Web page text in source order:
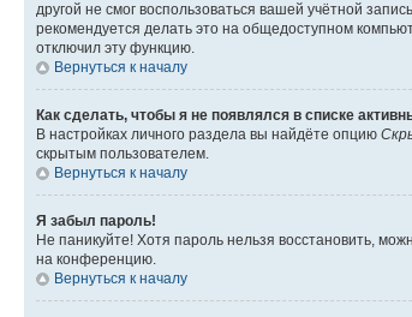
другой не смог воспользоваться вашей учётной
рекомендуется делать это на общедоступном
отключил эту функцию.
Вернуться к началу
Как сделать, чтобы я не появлялся в списке
В настройках личного раздела вы найдёте опцию
скрытым пользователем.
Вернуться к началу
Я забыл пароль!
Не паникуйте! Хотя пароль нельзя восстановить,
на конференцию.
Вернуться к началу